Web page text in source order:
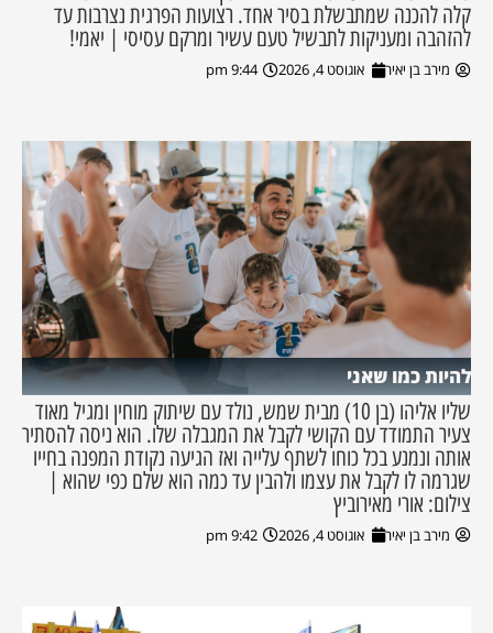
קלה להכנה שמתבשלת בסיר אחד. רצועות הפרגית נצרבות עד
להזהבה ומעניקות לתבשיל טעם עשיר ומרקם עסיסי | יאמי!
מירב בן יאיר אוגוסט 4, 2026 9:44 pm
להיות כמו שאני
שליו אליהו (בן 10) מבית שמש, נולד עם שיתוק מוחין ומגיל מאוד
צעיר התמודד עם הקושי לקבל את המגבלה שלו. הוא ניסה להסתיר
אותה ונמנע בכל כוחו לשתף עלייה ואז הגיעה נקודת המפנה בחייו
שגרמה לו לקבל את עצמו ולהבין עד כמה הוא שלם כפי שהוא |
צילום: אורי מאירוביץ
מירב בן יאיר אוגוסט 4, 2026 9:42 pm